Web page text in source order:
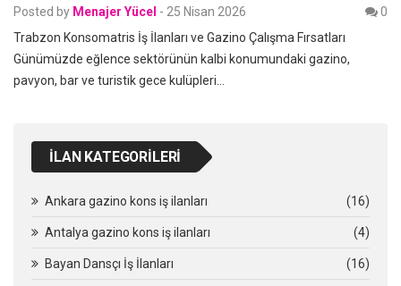
Posted by Menajer Yücel - 25 Nisan 2026
0
Trabzon Konsomatris İş İlanları ve Gazino Çalışma Fırsatları
Günümüzde eğlence sektörünün kalbi konumundaki gazino,
pavyon, bar ve turistik gece kulüpleri…
İLAN KATEGORILERI
Ankara gazino kons iş ilanları (16)
Antalya gazino kons iş ilanları (4)
Bayan Dansçı İş İlanları (16)